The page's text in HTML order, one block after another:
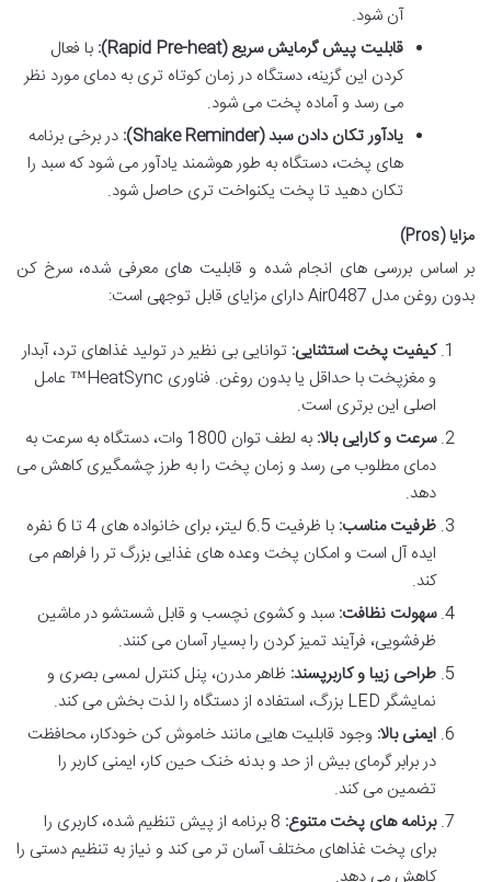
آن شود.
قابلیت پیش گرمایش سریع (Rapid Pre-heat):
با فعال
کردن این گزینه، دستگاه در زمان کوتاه تری به دمای مورد نظر
می رسد و آماده پخت می شود.
یادآور تکان دادن سبد (Shake Reminder):
در برخی برنامه
های پخت، دستگاه به طور هوشمند یادآور می شود که سبد را
تکان دهید تا پخت یکنواخت تری حاصل شود.
مزایا (Pros)
بر اساس بررسی های انجام شده و قابلیت های معرفی شده، سرخ کن
بدون روغن مدل Air0487 دارای مزایای قابل توجهی است:
کیفیت پخت استثنایی: توانایی بی نظیر در تولید غذاهای ترد، آبدار
و مغزپخت با حداقل یا بدون روغن. فناوری HeatSync™ عامل
اصلی این برتری است.
سرعت و کارایی بالا:
به لطف توان 1800 وات، دستگاه به سرعت به
دمای مطلوب می رسد و زمان پخت را به طرز چشمگیری کاهش می
دهد.
ظرفیت مناسب:
با ظرفیت 6.5 لیتر، برای خانواده های 4 تا 6 نفره
ایده آل است و امکان پخت وعده های غذایی بزرگ تر را فراهم می
کند.
سهولت نظافت: سبد و کشوی نچسب و قابل شستشو در ماشین
ظرفشویی، فرآیند تمیز کردن را بسیار آسان می کنند.
طراحی زیبا و کاربرپسند: ظاهر مدرن، پنل کنترل لمسی بصری و
نمایشگر LED بزرگ، استفاده از دستگاه را لذت بخش می کند.
ایمنی بالا: وجود قابلیت هایی مانند خاموش کن خودکار، محافظت
در برابر گرمای بیش از حد و بدنه خنک حین کار، ایمنی کاربر را
تضمین می کند.
برنامه های پخت متنوع:
8 برنامه از پیش تنظیم شده، کاربری را
برای پخت غذاهای مختلف آسان تر می کند و نیاز به تنظیم دستی را